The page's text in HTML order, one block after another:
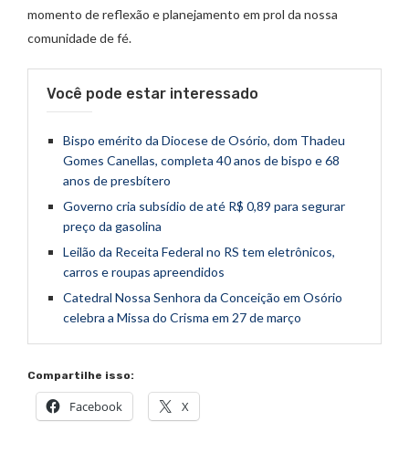
momento de reflexão e planejamento em prol da nossa
comunidade de fé.
Você pode estar interessado
Bispo emérito da Diocese de Osório, dom Thadeu
Gomes Canellas, completa 40 anos de bispo e 68
anos de presbítero
Governo cria subsídio de até R$ 0,89 para segurar
preço da gasolina
Leilão da Receita Federal no RS tem eletrônicos,
carros e roupas apreendidos
Catedral Nossa Senhora da Conceição em Osório
celebra a Missa do Crisma em 27 de março
Compartilhe isso:
Facebook X